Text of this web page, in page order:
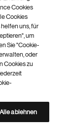
Site Map
Cookies
Cookies
uns, für
um
Sie "Cookie-
oder
Cookies zu
Alle ablehnen